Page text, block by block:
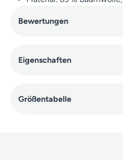
Bewertungen
Eigenschaften
Größentabelle